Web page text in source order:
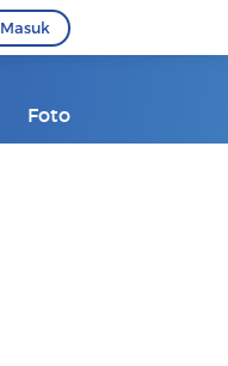
Masuk
Foto